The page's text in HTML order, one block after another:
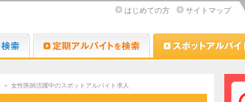
はじめての方 サイトマップ
Dr.転職なび Dr.アルなび
＞ 女性医師活躍中のスポットアルバイト求人